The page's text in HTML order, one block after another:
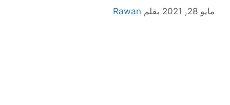
مايو 28, 2021 بقلم Rawan